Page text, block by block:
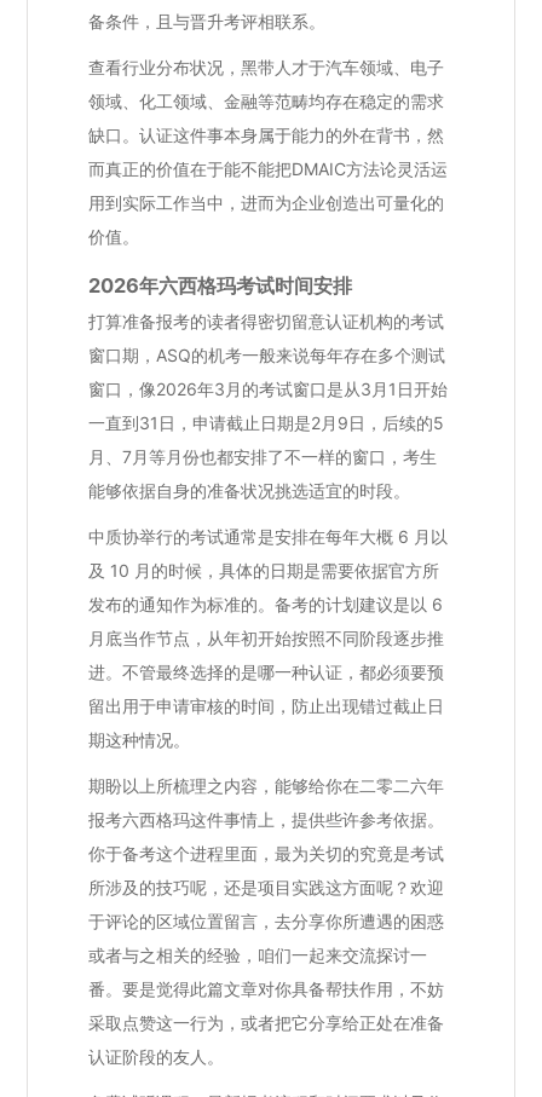
备条件，且与晋升考评相联系。
查看行业分布状况，黑带人才于汽车领域、电子
领域、化工领域、金融等范畴均存在稳定的需求
缺口。认证这件事本身属于能力的外在背书，然
而真正的价值在于能不能把DMAIC方法论灵活运
用到实际工作当中，进而为企业创造出可量化的
价值。
2026年六西格玛考试时间安排
打算准备报考的读者得密切留意认证机构的考试
窗口期，ASQ的机考一般来说每年存在多个测试
窗口，像2026年3月的考试窗口是从3月1日开始
一直到31日，申请截止日期是2月9日，后续的5
月、7月等月份也都安排了不一样的窗口，考生
能够依据自身的准备状况挑选适宜的时段。
中质协举行的考试通常是安排在每年大概 6 月以
及 10 月的时候，具体的日期是需要依据官方所
发布的通知作为标准的。备考的计划建议是以 6
月底当作节点，从年初开始按照不同阶段逐步推
进。不管最终选择的是哪一种认证，都必须要预
留出用于申请审核的时间，防止出现错过截止日
期这种情况。
期盼以上所梳理之内容，能够给你在二零二六年
报考六西格玛这件事情上，提供些许参考依据。
你于备考这个进程里面，最为关切的究竟是考试
所涉及的技巧呢，还是项目实践这方面呢？欢迎
于评论的区域位置留言，去分享你所遭遇的困惑
或者与之相关的经验，咱们一起来交流探讨一
番。要是觉得此篇文章对你具备帮扶作用，不妨
采取点赞这一行为，或者把它分享给正处在准备
认证阶段的友人。